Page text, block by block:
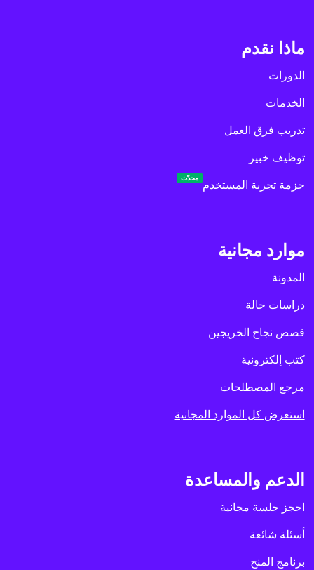
ماذا نقدم
الدورات
الخدمات
تدريب فرق العمل
توظيف خبير
حزمة تجربة المستخدم
محدّث
موارد مجانية
المدونة
دراسات حالة
قصص نجاح الخريجين
كتب إلكترونية
مرجع المصطلحات
استعرض كل الموارد المجانية
الدعم والمساعدة
احجز جلسة مجانية
أسئلة شائعة
برنامج المنح